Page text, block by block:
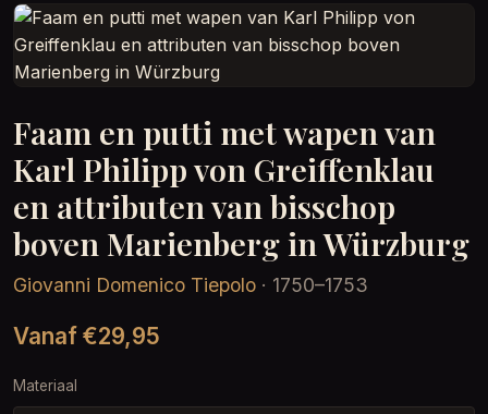
Faam en putti met wapen van
Karl Philipp von Greiffenklau
en attributen van bisschop
boven Marienberg in Würzburg
Giovanni Domenico Tiepolo · 1750–1753
Vanaf €29,95
Materiaal